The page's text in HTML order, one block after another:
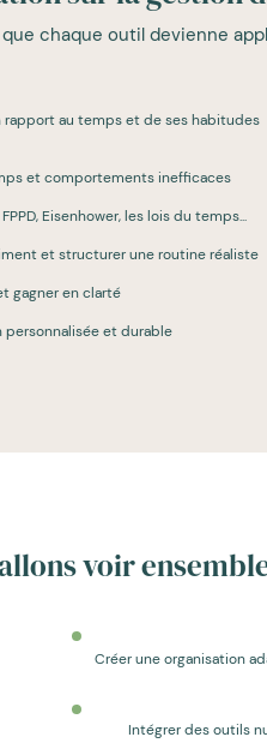
chaque outil devienne
rapport au temps et de ses habitudes
et comportements inefficaces
Eisenhower, les lois du temps...
et structurer une routine réaliste
gagner en clarté
personnalisée et durable
voir
Créer une organisation
Intégrer des outils